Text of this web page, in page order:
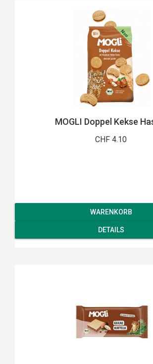
MOGLI Doppel Kekse
CHF 4.10
WARENKORB
DETAILS